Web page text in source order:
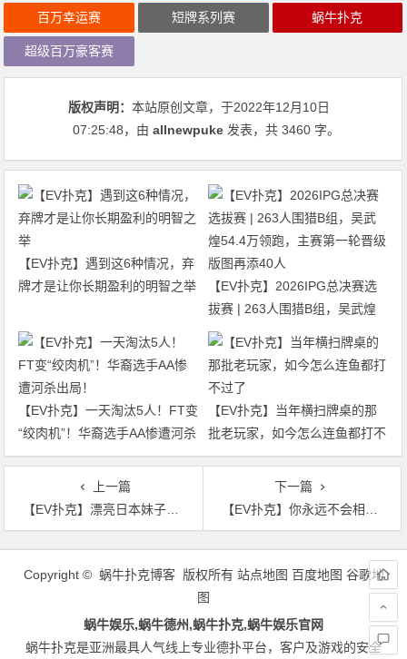
百万幸运赛 短牌系列赛 蜗牛扑克
超级百万豪客赛
版权声明：本站原创文章，于2022年12月10日
07:25:48，由allnewpuke 发表，共 3460 字。
【EV扑克】遇到这6种情况，弃
牌才是让你长期盈利的明智之举
【EV扑克】2026IPG总决赛选
拔赛 | 263人围猎B组，吴武煌
54.4万领跑，主赛第一轮晋级版
【EV扑克】一天淘汰5人！FT变
“绞肉机”！华裔选手AA惨遭河杀
出局！
【EV扑克】当年横扫牌桌的那
批老玩家，如今怎么连鱼都打不
过了
上一篇
【EV扑克】漂亮日本妹子在HCL露大胸脯子，故意的就算了，还是假胸？
下一篇
【EV扑克】你永远不会相信内马尔的狗叫什么…
文
Copyright © 蜗牛扑克博客 版权所有 站点地图 百度地图 谷歌地
图
蜗牛娱乐,蜗牛德州,蜗牛扑克,蜗牛娱乐官网
蜗牛扑克是亚洲最具人气线上专业德扑平台，客户及游戏的安全